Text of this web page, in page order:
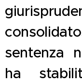
sentenza
ha